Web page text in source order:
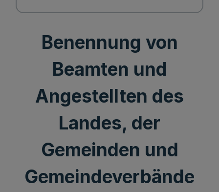
Benennung von
Beamten und
Angestellten des
Landes, der
Gemeinden und
Gemeindeverbände